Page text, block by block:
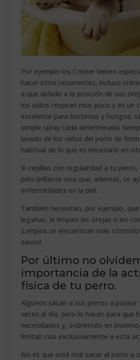
Por ejemplo los Cocker tienen
hacer otitis recurrentes, incluso
a que debido a la posición de sus
los oídos respiran muy poco y es un
excelente para bacterias y hongos;
simple spray cada determinado
lavado de los oídos del perro de
habitual de lo que es necesario en
Si cepillas con regularidad a tu
pelo brillante sino que, además, te
enfermedades en la piel.
También necesitan, por ejemplo,
legañas, le limpies las orejas o les
¡Limpios se encuentran más
sanos!
Por último no
importancia de la
física de tu perro.
Algunos sacan a sus perros a
veces al día, pero lo hacen para que
necesidades y, sobretodo en
limitan casi exclusivamente a esta
No es que esté mal sacar al perro a